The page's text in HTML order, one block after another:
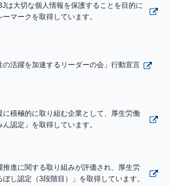
は大切な個人情報を保護することを目的に
ーマークを取得しています。
の活躍を加速するリーダーの会」行動宣言
に積極的に取り組む企業として、厚生労働
認定」を取得しています。
推進に関する取り組みが評価され、厚生労
ぼし認定（3段階目）」を取得しています。